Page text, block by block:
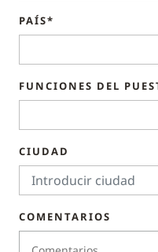
PAÍS*
FUNCIONES DEL
CIUDAD
COMENTARIOS